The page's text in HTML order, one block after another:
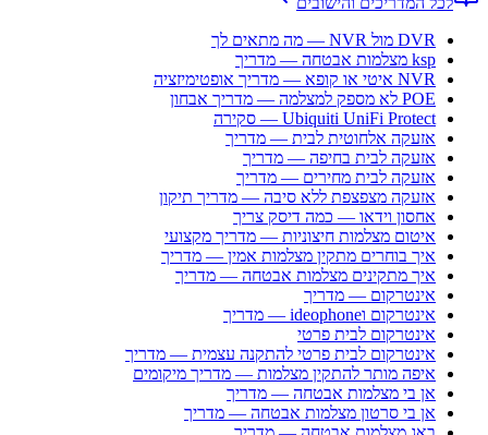
DVR מול NVR — מה מתאים לך
ksp מצלמות אבטחה — מדריך
NVR איטי או קופא — מדריך אופטימיזציה
POE לא מספק למצלמה — מדריך אבחון
Ubiquiti UniFi Protect — סקירה
אזעקה אלחוטית לבית — מדריך
אזעקה לבית בחיפה — מדריך
אזעקה לבית מחירים — מדריך
אזעקה מצפצפת ללא סיבה — מדריך תיקון
אחסון וידאו — כמה דיסק צריך
איטום מצלמות חיצוניות — מדריך מקצועי
איך בוחרים מתקין מצלמות אמין — מדריך
איך מתקינים מצלמות אבטחה — מדריך
אינטרקום — מדריך
אינטרקום וideophone — מדריך
אינטרקום לבית פרטי
אינטרקום לבית פרטי להתקנה עצמית — מדריך
איפה מותר להתקין מצלמות — מדריך מיקומים
אן בי מצלמות אבטחה — מדריך
אן בי סרטון מצלמות אבטחה — מדריך